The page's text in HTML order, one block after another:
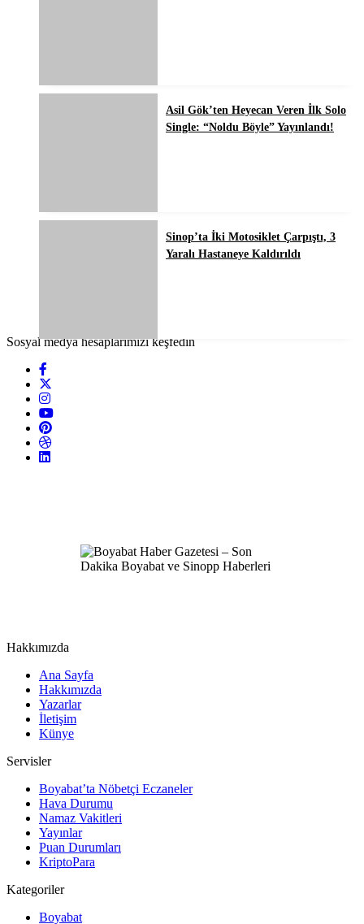
Asil Gök’ten Heyecan Veren İlk Solo
Single: “Noldu Böyle” Yayınlandı!
Sinop’ta İki Motosiklet Çarpıştı, 3
Yaralı Hastaneye Kaldırıldı
Sosyal medya hesaplarımızı keşfedin
Hakkımızda
Ana Sayfa
Hakkımızda
Yazarlar
İletişim
Künye
Servisler
Boyabat’ta Nöbetçi Eczaneler
Hava Durumu
Namaz Vakitleri
Yayınlar
Puan Durumları
KriptoPara
Kategoriler
Boyabat